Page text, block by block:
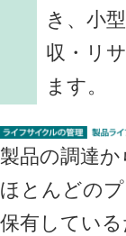
き、小
収・リ
ます。
製品の調達
ほとんどの
保有してい